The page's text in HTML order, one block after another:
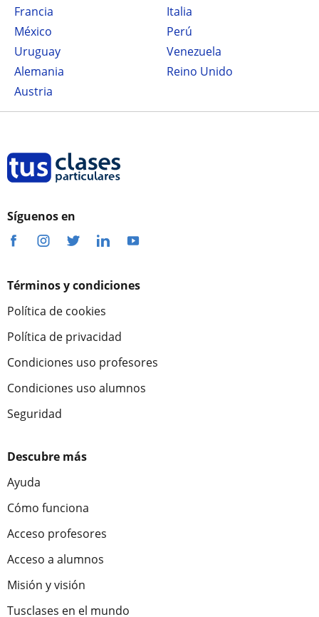
Francia
Italia
México
Perú
Uruguay
Venezuela
Alemania
Reino Unido
Austria
Síguenos en
Términos y condiciones
Política de cookies
Política de privacidad
Condiciones uso profesores
Condiciones uso alumnos
Seguridad
Descubre más
Ayuda
Cómo funciona
Acceso profesores
Acceso a alumnos
Misión y visión
Tusclases en el mundo